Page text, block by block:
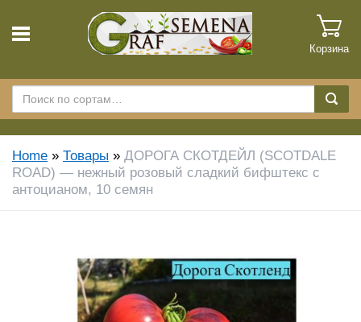
Корзина
Home » Товары » ДОРОГА СКОТДЕЙЛ (SCOTDALE
ROAD) — нежный розовый сладкий бифштекс с
антоцианом, 10 семян